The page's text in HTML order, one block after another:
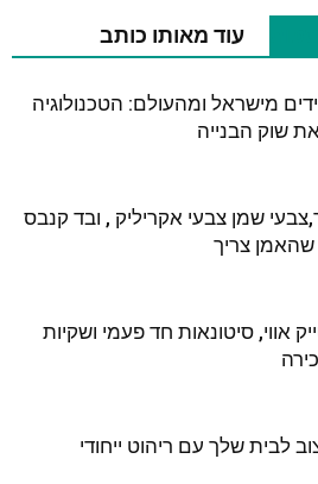
עוד מאותו כותב
מישראל ומהעולם: הטכנולוגיה
שוק הבנייה
שמן צבעי אקריליק , ובד קנבס
צריך
אווי, סיטונאות חד פעמי ושקיות
לבית שלך עם ריהוט ייחודי